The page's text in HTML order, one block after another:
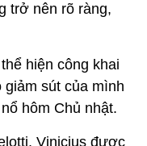
trở nên rõ ràng,
hiện công khai
sút của mình
hôm Chủ nhật.
Vinicius được